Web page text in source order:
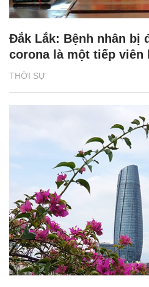
THỜI SỰ
Đắk Lắk: Bệnh nhân bị
corona là một tiếp viên